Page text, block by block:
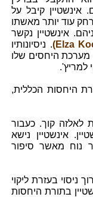
אינשטיין קיבל על
עוד יותר מאשתו
אינשטיין נקשר
. ניסיונותיו
היחסים שלו
למריץ'.
תורת היחסות הכללית,
לאלזה קוך. כעבור
אינשטיין נישא
נוח מאשר סיפור
ניסוי בעזרת ליקוי
בתורת היחסות